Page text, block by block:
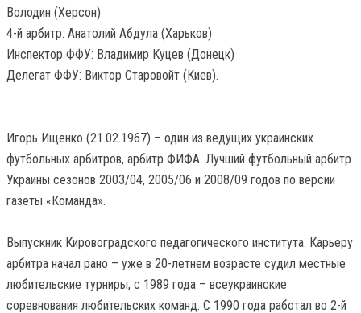
Володин (Херсон)
4-й арбитр: Анатолий Абдула (Харьков)
Инспектор ФФУ: Владимир Куцев (Донецк)
Делегат ФФУ: Виктор Старовойт (Киев).
Игорь Ищенко (21.02.1967) – один из ведущих украинских
футбольных арбитров, арбитр ФИФА. Лучший футбольный арбитр
Украины сезонов 2003/04, 2005/06 и 2008/09 годов по версии
газеты «Команда».
Выпускник Кировоградского педагогического института. Карьеру
арбитра начал рано – уже в 20-летнем возрасте судил местные
любительские турниры, с 1989 года – всеукраинские
соревнования любительских команд. С 1990 года работал во 2-й